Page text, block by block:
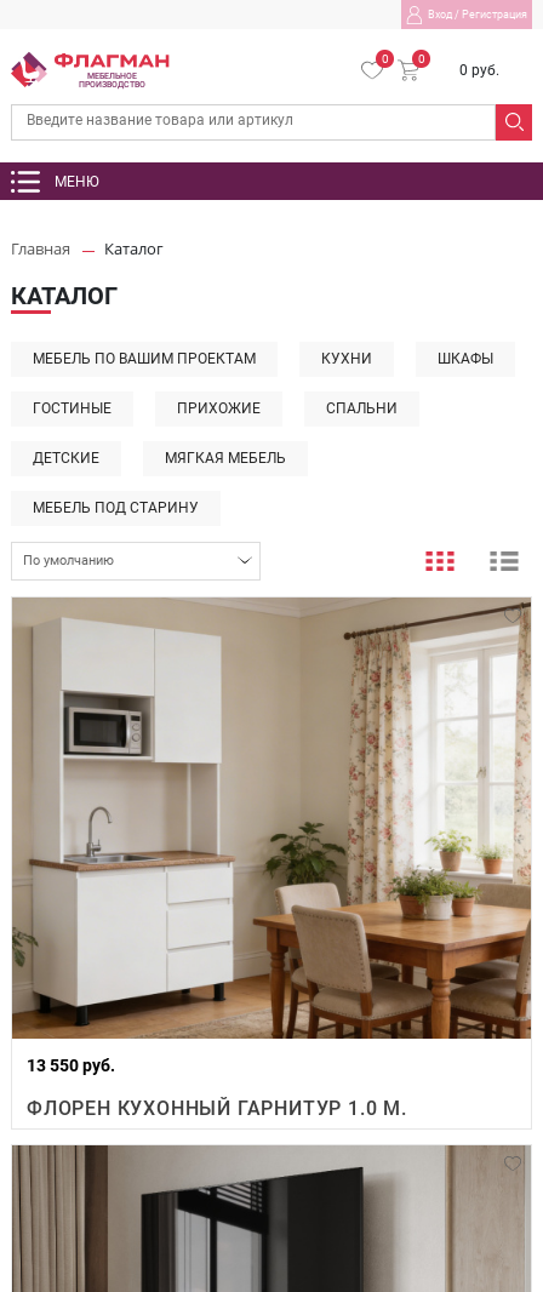
Вход/ Регистрация
МЕБЕЛЬНОЕ
ПРОИЗВОДСТВО
0 0
0 руб.
МЕНЮ
Главная Каталог
КАТАЛОГ
МЕБЕЛЬ ПО ВАШИМ ПРОЕКТАМ КУХНИ ШКАФЫ
ГОСТИНЫЕ ПРИХОЖИЕ СПАЛЬНИ
ДЕТСКИЕ МЯГКАЯ МЕБЕЛЬ
МЕБЕЛЬ ПОД СТАРИНУ
По умолчанию
13 550 руб.
ФЛОРЕН КУХОННЫЙ ГАРНИТУР 1.0 М.